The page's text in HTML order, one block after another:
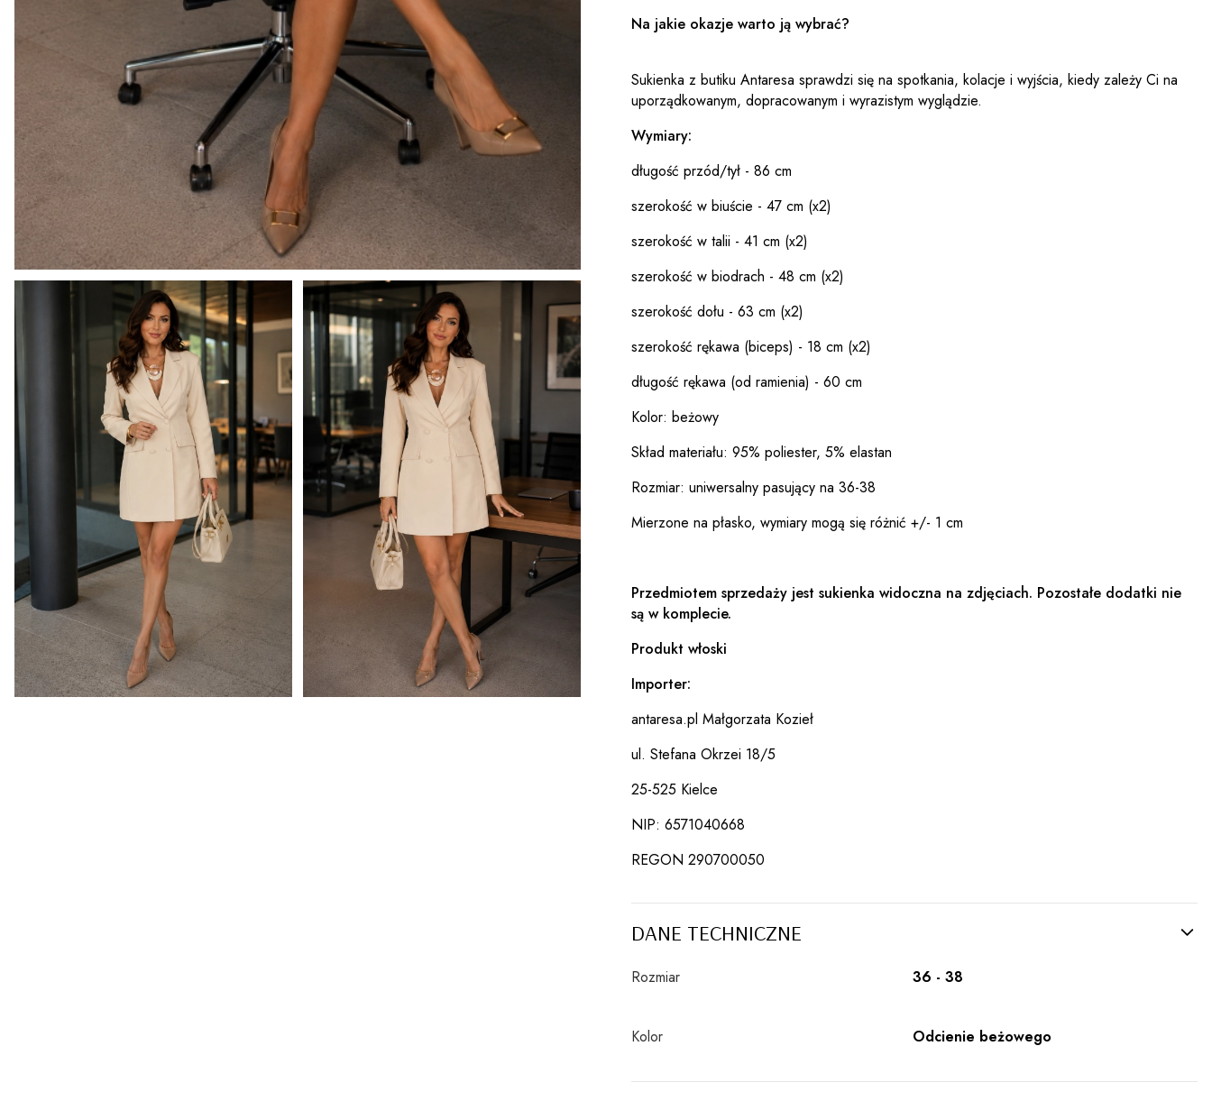
Na jakie okazje warto ją wybrać?
Sukienka z butiku Antaresa sprawdzi się na spotkania, kolacje i wyjścia, kiedy zależy Ci na
uporządkowanym, dopracowanym i wyrazistym wyglądzie.
Wymiary:
długość przód/tył - 86 cm
szerokość w biuście - 47 cm (x2)
szerokość w talii - 41 cm (x2)
szerokość w biodrach - 48 cm (x2)
szerokość dołu - 63 cm (x2)
szerokość rękawa (biceps) - 18 cm (x2)
długość rękawa (od ramienia) - 60 cm
Kolor: beżowy
Skład materiału: 95% poliester, 5% elastan
Rozmiar: uniwersalny pasujący na 36-38
Mierzone na płasko, wymiary mogą się różnić +/- 1 cm
Przedmiotem sprzedaży jest sukienka widoczna na zdjęciach. Pozostałe dodatki nie
są w komplecie.
Produkt włoski
Importer:
antaresa.pl Małgorzata Kozieł
ul. Stefana Okrzei 18/5
25-525 Kielce
NIP: 6571040668
REGON 290700050
DANE TECHNICZNE
Rozmiar 36 - 38
Kolor Odcienie beżowego